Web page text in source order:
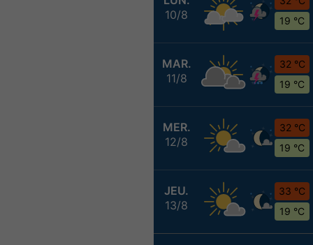
10/8
19 °C
MAR.
11/8
32 °C
19 °C
MER.
12/8
32 °C
19 °C
JEU.
13/8
33 °C
19 °C